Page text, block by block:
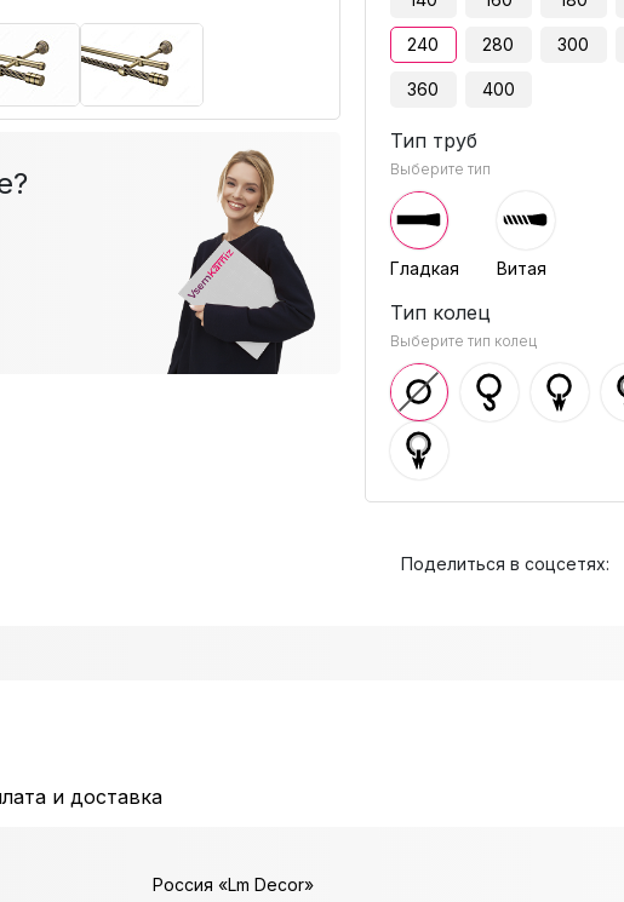
240 280 300
360 400
Тип труб
Выберите тип
Гладкая Витая
Тип колец
Выберите тип колец
Поделиться в соцсетях:
и доставка
Россия «Lm Decor»